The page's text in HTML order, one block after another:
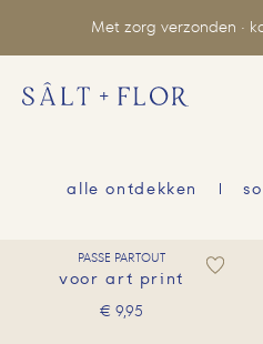
Met zorg verzonden ·
alle ontdekken
PASSE PARTOUT
voor art print
€ 9,95